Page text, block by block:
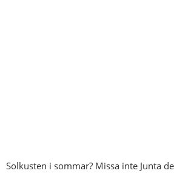
Solkusten i sommar? Missa inte Junta